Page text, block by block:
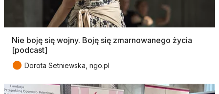
Nie boję się wojny. Boję się zmarnowanego życia
[podcast]
● Dorota Setniewska, ngo.pl